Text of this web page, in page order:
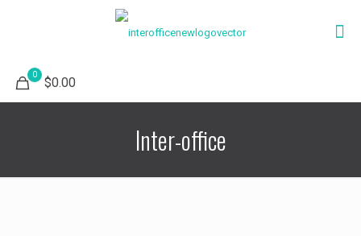
0
$0.00
Inter-office